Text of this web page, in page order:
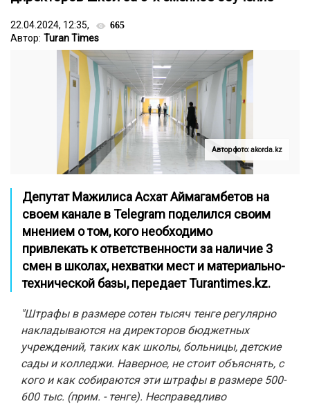
22.04.2024, 12:35, 665
Автор: Turan Times
Автор фото: akorda.kz
Депутат Мажилиса Асхат Аймагамбетов на
своем канале вTelegram поделился своим
мнением о том, кого необходимо
привлекать к ответственности за наличие 3
смен в школах, нехватки мест и материально-
технической базы, передаетTurantimes.kz.
"Штрафы в размере сотен тысяч тенге регулярно
накладываются на директоров бюджетных
учреждений, таких как школы, больницы, детские
сады и колледжи. Наверное, не стоит объяснять, с
кого и как собираются эти штрафы в размере 500-
600 тыс. (прим. - тенге). Несправедливо